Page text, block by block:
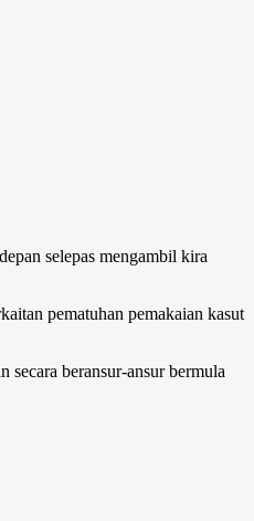
selepas mengambil kira
pematuhan pemakaian kasut
beransur-ansur bermula